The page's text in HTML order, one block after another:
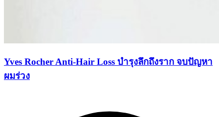
Yves Rocher Anti-Hair Loss บำรุงลึกถึงราก จบปัญหา
ผมร่วง